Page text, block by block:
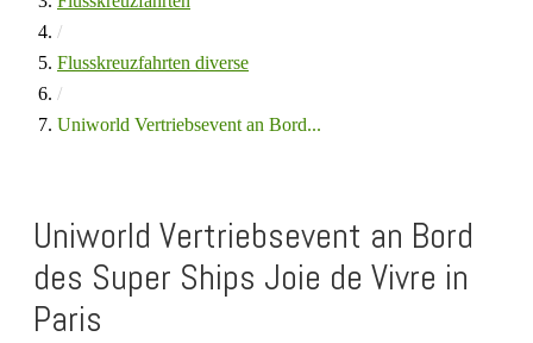
/
Flusskreuzfahrten diverse
/
Uniworld Vertriebsevent an Bord...
Uniworld Vertriebsevent an Bord
des Super Ships Joie de Vivre in
Paris